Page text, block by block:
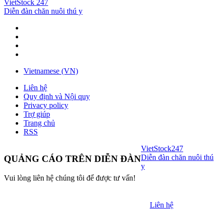
VietStock 247
Diễn đàn chăn nuôi thú y
Vietnamese (VN)
Liên hệ
Quy định và Nội quy
Privacy policy
Trợ giúp
Trang chủ
RSS
QUẢNG CÁO TRÊN DIỄN ĐÀN
Vui lòng liên hệ chúng tôi để được tư vấn!
Liên hệ
VietStock247
Diễn đàn chăn nuôi thú
y